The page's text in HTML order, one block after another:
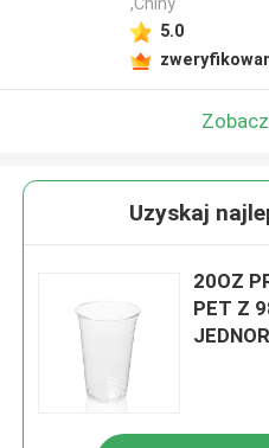
5.0
Uzyskaj
20OZ
PET Z